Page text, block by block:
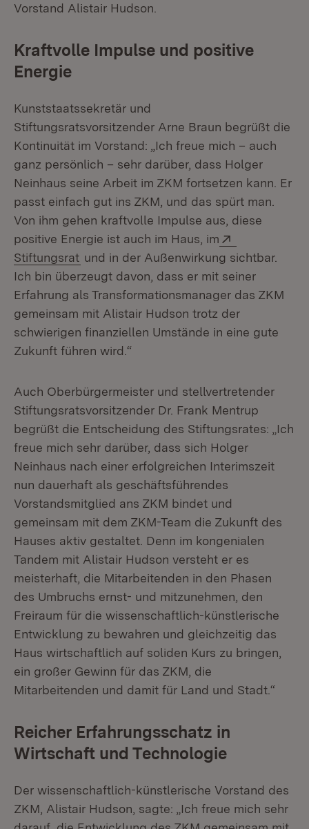
Vorstand Alistair Hudson.
Kraftvolle Impulse und positive
Energie
Kunststaatssekretär und
Stiftungsratsvorsitzender Arne Braun begrüßt die
Kontinuität im Vorstand: „Ich freue mich – auch
ganz persönlich – sehr darüber, dass Holger
Neinhaus seine Arbeit im ZKM fortsetzen kann. Er
passt einfach gut ins ZKM, und das spürt man.
Von ihm gehen kraftvolle Impulse aus, diese
positive Energie ist auch im Haus, im
Stiftungsrat (Öffnet in neuem Fenster)
und in der Außenwirkung sichtbar.
Ich bin überzeugt davon, dass er mit seiner
Erfahrung als Transformationsmanager das ZKM
gemeinsam mit Alistair Hudson trotz der
schwierigen finanziellen Umstände in eine gute
Zukunft führen wird.“
Auch Oberbürgermeister und stellvertretender
Stiftungsratsvorsitzender Dr. Frank Mentrup
begrüßt die Entscheidung des Stiftungsrates: „Ich
freue mich sehr darüber, dass sich Holger
Neinhaus nach einer erfolgreichen Interimszeit
nun dauerhaft als geschäftsführendes
Vorstandsmitglied ans ZKM bindet und
gemeinsam mit dem ZKM-Team die Zukunft des
Hauses aktiv gestaltet. Denn im kongenialen
Tandem mit Alistair Hudson versteht er es
meisterhaft, die Mitarbeitenden in den Phasen
des Umbruchs ernst- und mitzunehmen, den
Freiraum für die wissenschaftlich-künstlerische
Entwicklung zu bewahren und gleichzeitig das
Haus wirtschaftlich auf soliden Kurs zu bringen,
ein großer Gewinn für das ZKM, die
Mitarbeitenden und damit für Land und Stadt.“
Reicher Erfahrungsschatz in
Wirtschaft und Technologie
Der wissenschaftlich-künstlerische Vorstand des
ZKM, Alistair Hudson, sagte: „Ich freue mich sehr